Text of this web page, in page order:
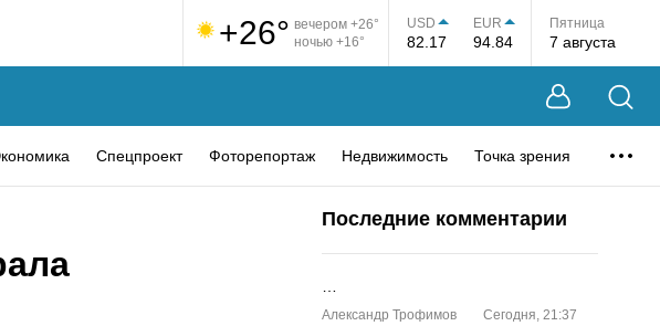
+26° вечером +26°
ночью +16°
USD
82.17
EUR
94.84
Пятница
7 августа
Спецпроект Фоторепортаж Недвижимость Точка зрения
Последние комментарии
Александр Трофимов Сегодня, 21:37